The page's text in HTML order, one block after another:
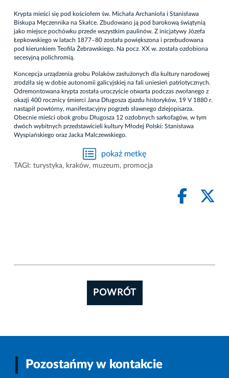
Krypta mieści się pod kościołem św. Michała Archanioła i Stanisława
Biskupa Męczennika na Skałce. Zbudowano ją pod barokową świątynią
jako miejsce pochówku przede wszystkim paulinów. Z inicjatywy Józefa
Łepkowskiego w latach 1877–80 została powiększona i przebudowana
pod kierunkiem Teofila Żebrawskiego. Na pocz. XX w. została ozdobiona
secesyjną polichromią.
Koncepcja urządzenia grobu Polaków zasłużonych dla kultury narodowej
zrodziła się w dobie autonomii galicyjskiej na fali uniesień patriotycznych.
Odremontowana krypta została uroczyście otwarta podczas zwołanego z
okazji 400 rocznicy śmierci Jana Długosza zjazdu historyków, 19 V 1880 r.
nastąpił powtórny, manifestacyjny pogrzeb sławnego dziejopisarza.
Obecnie mieści obok grobu Długosza 12 ozdobnych sarkofagów, w tym
dwóch wybitnych przedstawicieli kultury Młodej Polski: Stanisława
Wyspiańskiego oraz Jacka Malczewskiego.
pokaż metkę
TAGI: turystyka, kraków, muzeum, promocja
POWRÓT
Pozostańmy w kontakcie